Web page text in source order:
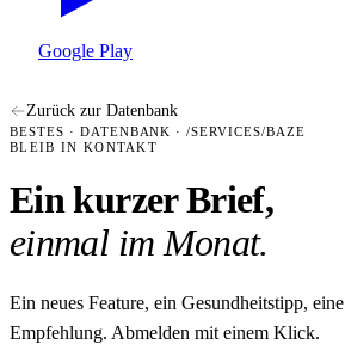
Google Play
Zurück zur Datenbank
BESTES · DATENBANK · /SERVICES/BAZE
BLEIB IN KONTAKT
Ein kurzer Brief,
einmal im Monat.
Ein neues Feature, ein Gesundheitstipp, eine
Empfehlung. Abmelden mit einem Klick.